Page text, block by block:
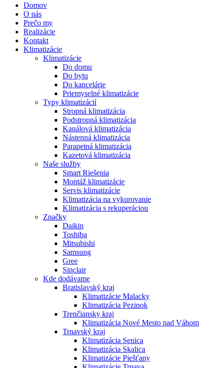
Domov
O nás
Prečo my
Realizácie
Kontakt
Klimatizácie
Klimatizácie
Do domu
Do bytu
Do kancelárie
Priemyselné klimatizácie
Typy klimatizácií
Stropná klimatizácia
Podstropná klimatizácia
Kanálová klimatizácia
Nástenná klimatizácia
Parapetná klimatizácia
Kazetová klimatizácia
Naše služby
Smart Riešenia
Montáž klimatizácie
Servis klimatizácie
Klimatizácia na vykurovanie
Klimatizácia s rekuperáciou
Značky
Daikin
Toshiba
Mitsubishi
Samsung
Gree
Sinclair
Kde dodávame
Bratislavský kraj
Klimatizácie Malacky
Klimatizácia Pezinok
Trenčiansky kraj
Klimatizácia Nové Mesto nad Váhom
Trnavský kraj
Klimatizácia Senica
Klimatizácia Skalica
Klimatizácie Piešťany